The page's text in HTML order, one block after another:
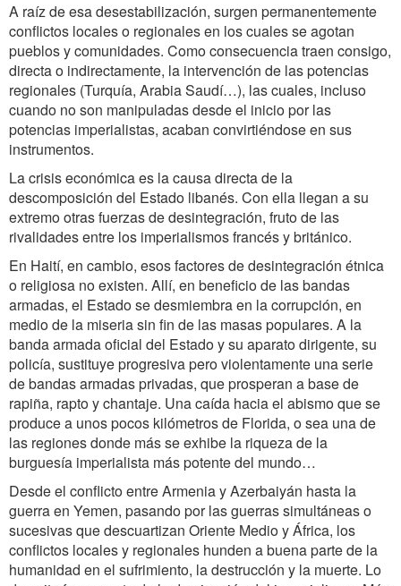
A raíz de esa desestabilización, surgen permanentemente
conflictos locales o regionales en los cuales se agotan
pueblos y comunidades. Como consecuencia traen consigo,
directa o indirectamente, la intervención de las potencias
regionales (Turquía, Arabia Saudí…), las cuales, incluso
cuando no son manipuladas desde el inicio por las
potencias imperialistas, acaban convirtiéndose en sus
instrumentos.
La crisis económica es la causa directa de la
descomposición del Estado libanés. Con ella llegan a su
extremo otras fuerzas de desintegración, fruto de las
rivalidades entre los imperialismos francés y británico.
En Haití, en cambio, esos factores de desintegración étnica
o religiosa no existen. Allí, en beneficio de las bandas
armadas, el Estado se desmiembra en la corrupción, en
medio de la miseria sin fin de las masas populares. A la
banda armada oficial del Estado y su aparato dirigente, su
policía, sustituye progresiva pero violentamente una serie
de bandas armadas privadas, que prosperan a base de
rapiña, rapto y chantaje. Una caída hacia el abismo que se
produce a unos pocos kilómetros de Florida, o sea una de
las regiones donde más se exhibe la riqueza de la
burguesía imperialista más potente del mundo…
Desde el conflicto entre Armenia y Azerbaiyán hasta la
guerra en Yemen, pasando por las guerras simultáneas o
sucesivas que descuartizan Oriente Medio y África, los
conflictos locales y regionales hunden a buena parte de la
humanidad en el sufrimiento, la destrucción y la muerte. Lo